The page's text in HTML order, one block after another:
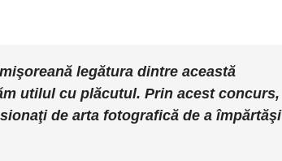
legătura dintre această
utilul cu plăcutul. Prin acest concurs,
de arta fotografică de a împărtăşi